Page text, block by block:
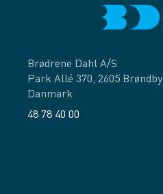
Brødrene Dahl A/S
Park Allé 370, 2605 Brøndby
Danmark
48 78 40 00